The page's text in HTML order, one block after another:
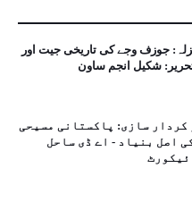
جوزف وجے کی تاریخی جیت اور
شکیل انجم ساون
کردار سازی: پاکستانی مسیحی
اصل بنیاد - اے ڈی ساحل